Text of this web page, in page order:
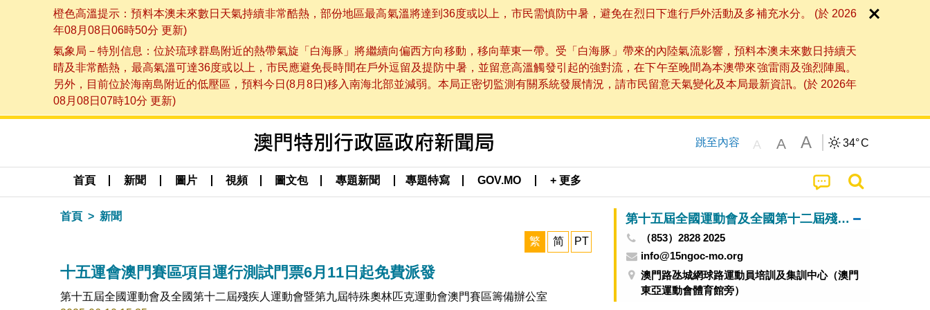
橙色高溫提示：預料本澳未來數日天氣持續非常酷熱，部份地區最高氣溫將達到36度或以上，市民需慎防中暑，避免在烈日下進行戶外活動及多補充水分。 (於 2026
年08月08日06時50分 更新)
氣象局－特別信息：位於琉球群島附近的熱帶氣旋「白海豚」將繼續向偏西方向移動，移向華東一帶。受「白海豚」帶來的內陸氣流影響，預料本澳未來數日持續天
晴及非常酷熱，最高氣溫可達36度或以上，市民應避免長時間在戶外逗留及提防中暑，並留意高溫觸發引起的強對流，在下午至晚間為本澳帶來強雷雨及強烈陣風。
另外，目前位於海南島附近的低壓區，預料今日(8月8日)移入南海北部並減弱。本局正密切監測有關系統發展情況，請市民留意天氣變化及本局最新資訊。(於 2026年
08月08日07時10分 更新)
跳至內容 A A A 34°C
首頁 新聞 圖片 視頻 圖文包 專題新聞 專題特寫 GOV.MO + 更多
首頁 新聞
繁 简 PT
十五運會澳門賽區項目運行測試門票6月11日起免費派發
第十五屆全國運動會及全國第十二屆殘疾人運動會暨第九屆特殊奧林匹克運動會澳門賽區籌備辦公室
第十五屆全國運動會及全國第十二屆殘疾人運動會暨第九屆特殊奧林匹克運動會澳門賽區籌備辦公室
（853）2828 2025
info@15ngoc-mo.org
澳門路氹城網球路運動員培訓及集訓中心（澳門
東亞運動會體育館旁）